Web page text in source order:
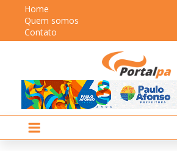
Home
Quem somos
Contato